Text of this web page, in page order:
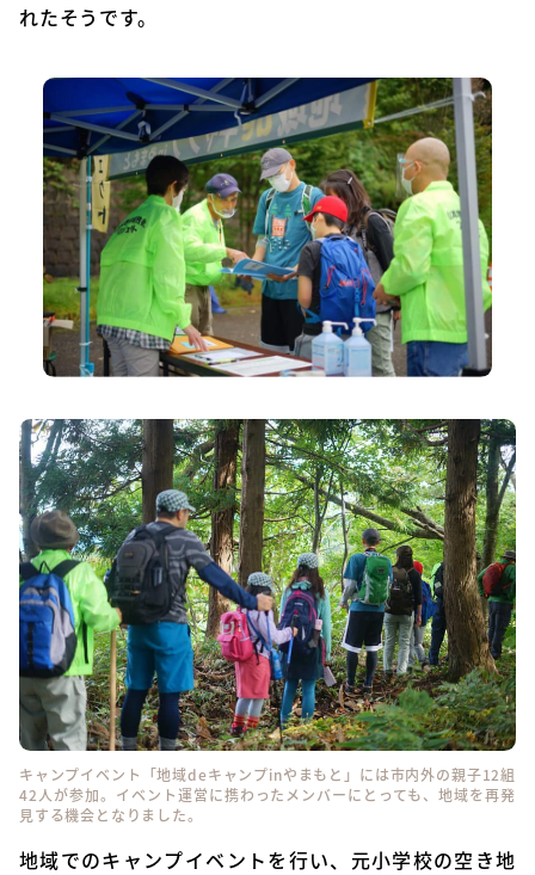
れたそうです。
キャンプイベント「地域deキャンプinやまもと」には市内外の親子12組
42人が参加。イベント運営に携わったメンバーにとっても、地域を再発
見する機会となりました。
地域でのキャンプイベントを行い、元小学校の空き地